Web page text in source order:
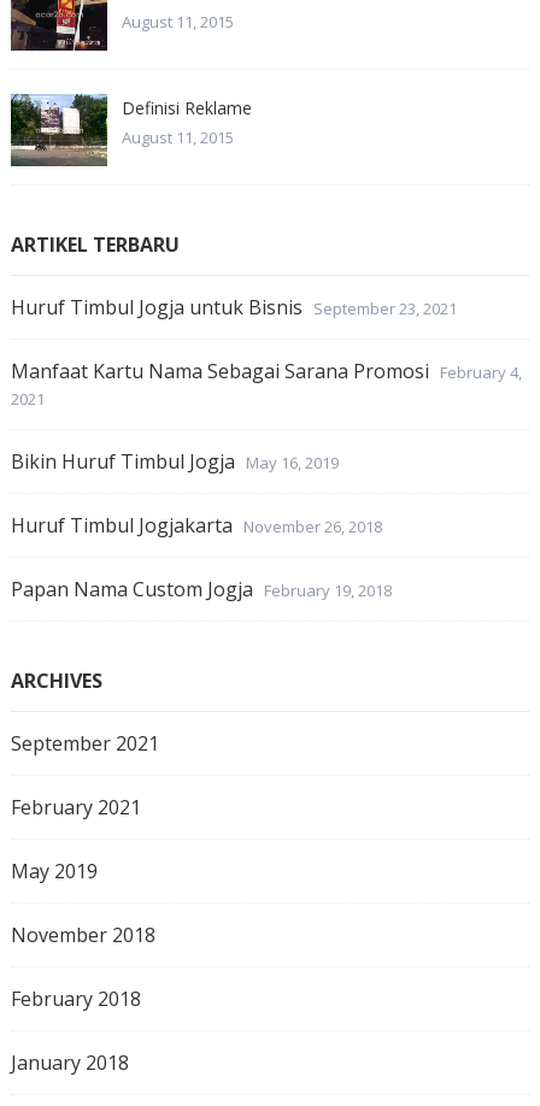
August 11, 2015
Definisi Reklame
August 11, 2015
ARTIKEL TERBARU
Huruf Timbul Jogja untuk Bisnis September 23, 2021
Manfaat Kartu Nama Sebagai Sarana Promosi
February 4,
2021
Bikin Huruf Timbul Jogja May 16, 2019
Huruf Timbul Jogjakarta November 26, 2018
Papan Nama Custom Jogja February 19, 2018
ARCHIVES
September 2021
February 2021
May 2019
November 2018
February 2018
January 2018